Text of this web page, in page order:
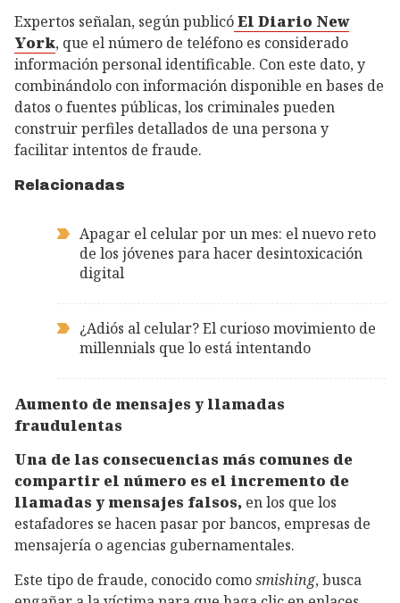
Expertos señalan, según publicóEl Diario New
York, que el número de teléfono es considerado
información personal identificable. Con este dato, y
combinándolo con información disponible en bases de
datos o fuentes públicas, los criminales pueden
construir perfiles detallados de una persona y
facilitar intentos de fraude.
Relacionadas
Apagar el celular por un mes: el nuevo reto
de los jóvenes para hacer desintoxicación
digital
¿Adiós al celular? El curioso movimiento de
millennials que lo está intentando
Aumento de mensajes y llamadas
fraudulentas
Una de las consecuencias más comunes de
compartir el número es el incremento de
llamadas y mensajes falsos, en los que los
estafadores se hacen pasar por bancos, empresas de
mensajería o agencias gubernamentales.
Este tipo de fraude, conocido comosmishing, busca